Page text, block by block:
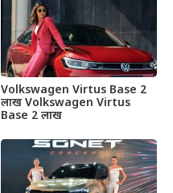
Volkswagen Virtus Base 2
लाख Volkswagen Virtus
Base 2 लाख